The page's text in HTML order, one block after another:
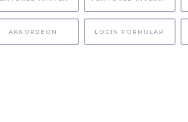
AKKORDEON LOGIN FORMULAR